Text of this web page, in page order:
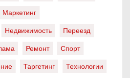
Маркетинг
Недвижимость
Переезд
Ремонт
Спорт
Таргетинг Технологии